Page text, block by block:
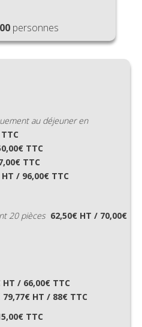
personnes
au déjeuner en
TTC
TTC
HT / 96,00€ TTC
20 pièces 62,50€ HT / 70,00€
HT / 66,00€ TTC
79,77€ HT / 88€ TTC
TTC